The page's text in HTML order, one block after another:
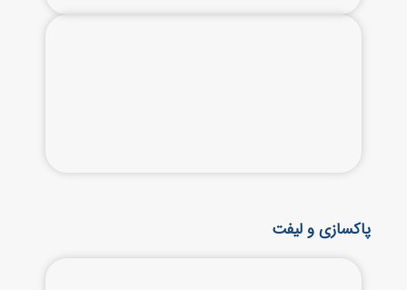
پاکسازی و لیفت